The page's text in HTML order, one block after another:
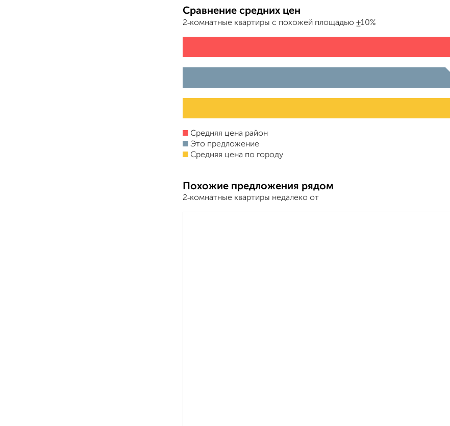
Сравнение средних цен
2‑комнатные квартиры с похожей площадью ±10%
Средняя цена район
Это предложение
Средняя цена по городу
Похожие предложения рядом
2‑комнатные квартиры недалеко от